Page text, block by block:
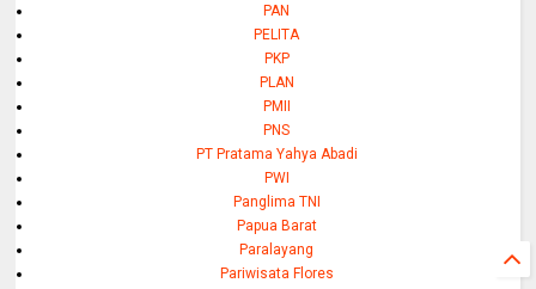
PAN
PELITA
PKP
PLAN
PMII
PNS
PT Pratama Yahya Abadi
PWI
Panglima TNI
Papua Barat
Paralayang
Pariwisata Flores